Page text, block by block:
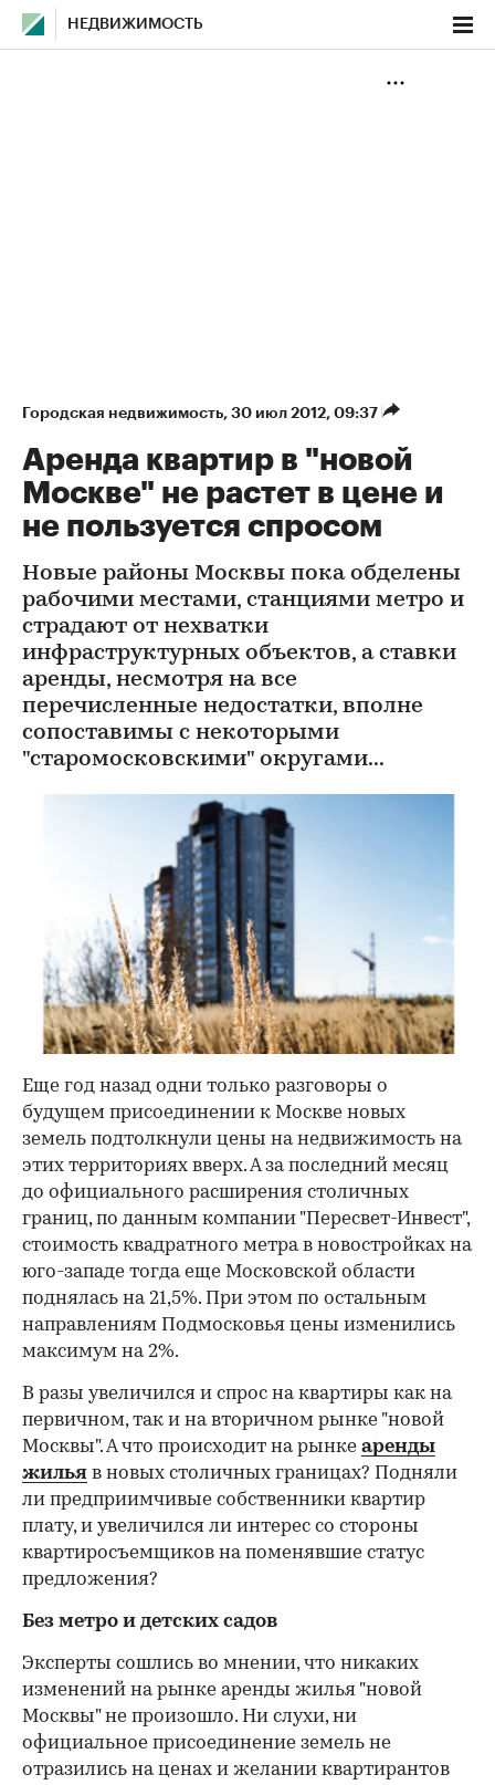
НЕДВИЖИМОСТЬ
Городская недвижимость⁠, 30 июл 2012, 09:37
Аренда квартир в "новой
Москве" не растет в цене и
не пользуется спросом
Новые районы Москвы пока обделены
рабочими местами, станциями метро и
страдают от нехватки
инфраструктурных объектов, а ставки
аренды, несмотря на все
перечисленные недостатки, вполне
сопоставимы с некоторыми
"старомосковскими" округами...
Еще год назад одни только разговоры о
будущем присоединении к Москве новых
земель подтолкнули цены на недвижимость на
этих территориях вверх. А за последний месяц
до официального расширения столичных
границ, по данным компании "Пересвет-Инвест",
стоимость квадратного метра в новостройках на
юго-западе тогда еще Московской области
поднялась на 21,5%. При этом по остальным
направлениям Подмосковья цены изменились
максимум на 2%.
В разы увеличился и спрос на квартиры как на
первичном, так и на вторичном рынке "новой
Москвы". А что происходит на рынке аренды
жилья в новых столичных границах? Подняли
ли предприимчивые собственники квартир
плату, и увеличился ли интерес со стороны
квартиросъемщиков на поменявшие статус
предложения?
Без метро и детских садов
Эксперты сошлись во мнении, что никаких
изменений на рынке аренды жилья "новой
Москвы" не произошло. Ни слухи, ни
официальное присоединение земель не
отразились на ценах и желании квартирантов